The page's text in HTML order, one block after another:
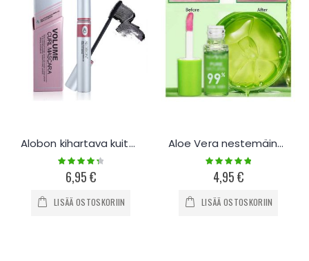
Alobon kihartava kuituripsiväri
Rating:
90%
6,95 €
LISÄÄ OSTOSKORIIN
Aloe Vera nestemäinen huulirasva / huulipuna
Rating:
100%
4,95 €
LISÄÄ OSTOSKORIIN